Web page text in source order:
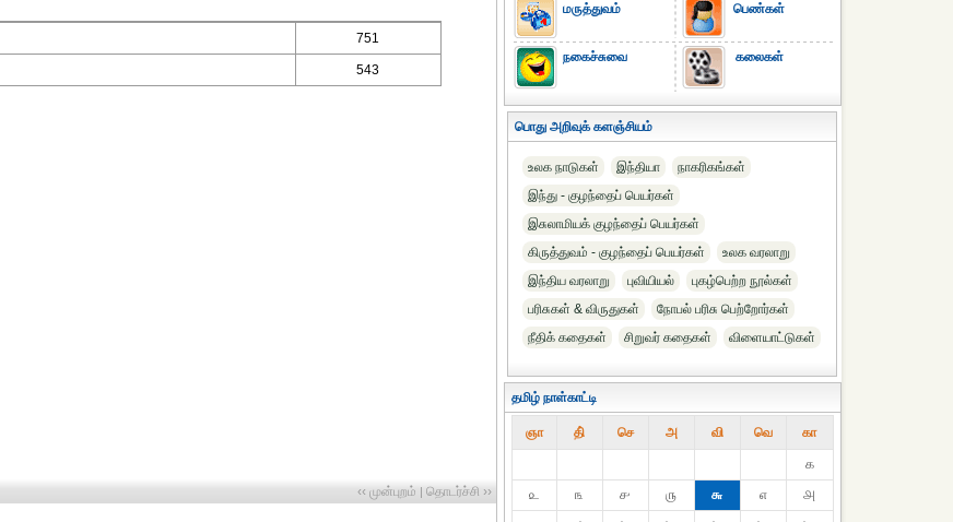
751
543
‹‹ முன்புறம் | தொடர்ச்சி ››
மருத்துவம்
நகைச்சுவை
பெண்கள்
கலைகள்
பொது அறிவுக் களஞ்சியம்
உலக நாடுகள் இந்தியா
நாகரிகங்கள்
இந்து - குழந்தைப் பெயர்கள்
இசுலாமியக் குழந்தைப் பெயர்கள்
கிருத்துவம் - குழந்தைப் பெயர்கள்
உலக வரலாறு
இந்திய வரலாறு
புவியியல்
புகழ்பெற்ற நூல்கள்
பரிசுகள் & விருதுகள்
நோபல் பரிசு‎ பெற்றோர்‎கள்
நீதிக் கதைகள்
சிறுவர் கதைகள் விளையாட்டுகள்
தமிழ் நாள்காட்டி
ஞா தி் செ அ வி வெ கா
௧
௨
௩ ௪ ௫ ௬ ௭
௮